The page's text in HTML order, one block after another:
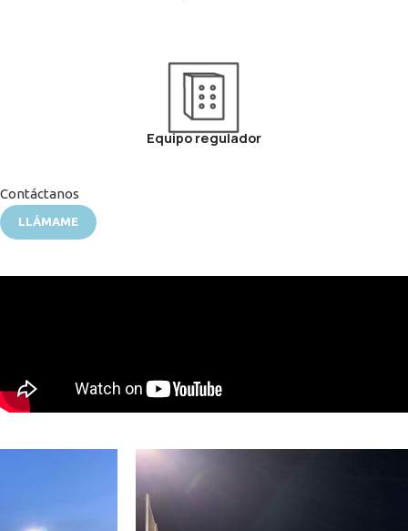
Equipo regulador
Contáctanos
LLÁMAME